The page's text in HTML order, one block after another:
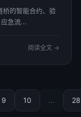
桥的智能合约、验
急流...
阅读全文 →
9 10 ... 28